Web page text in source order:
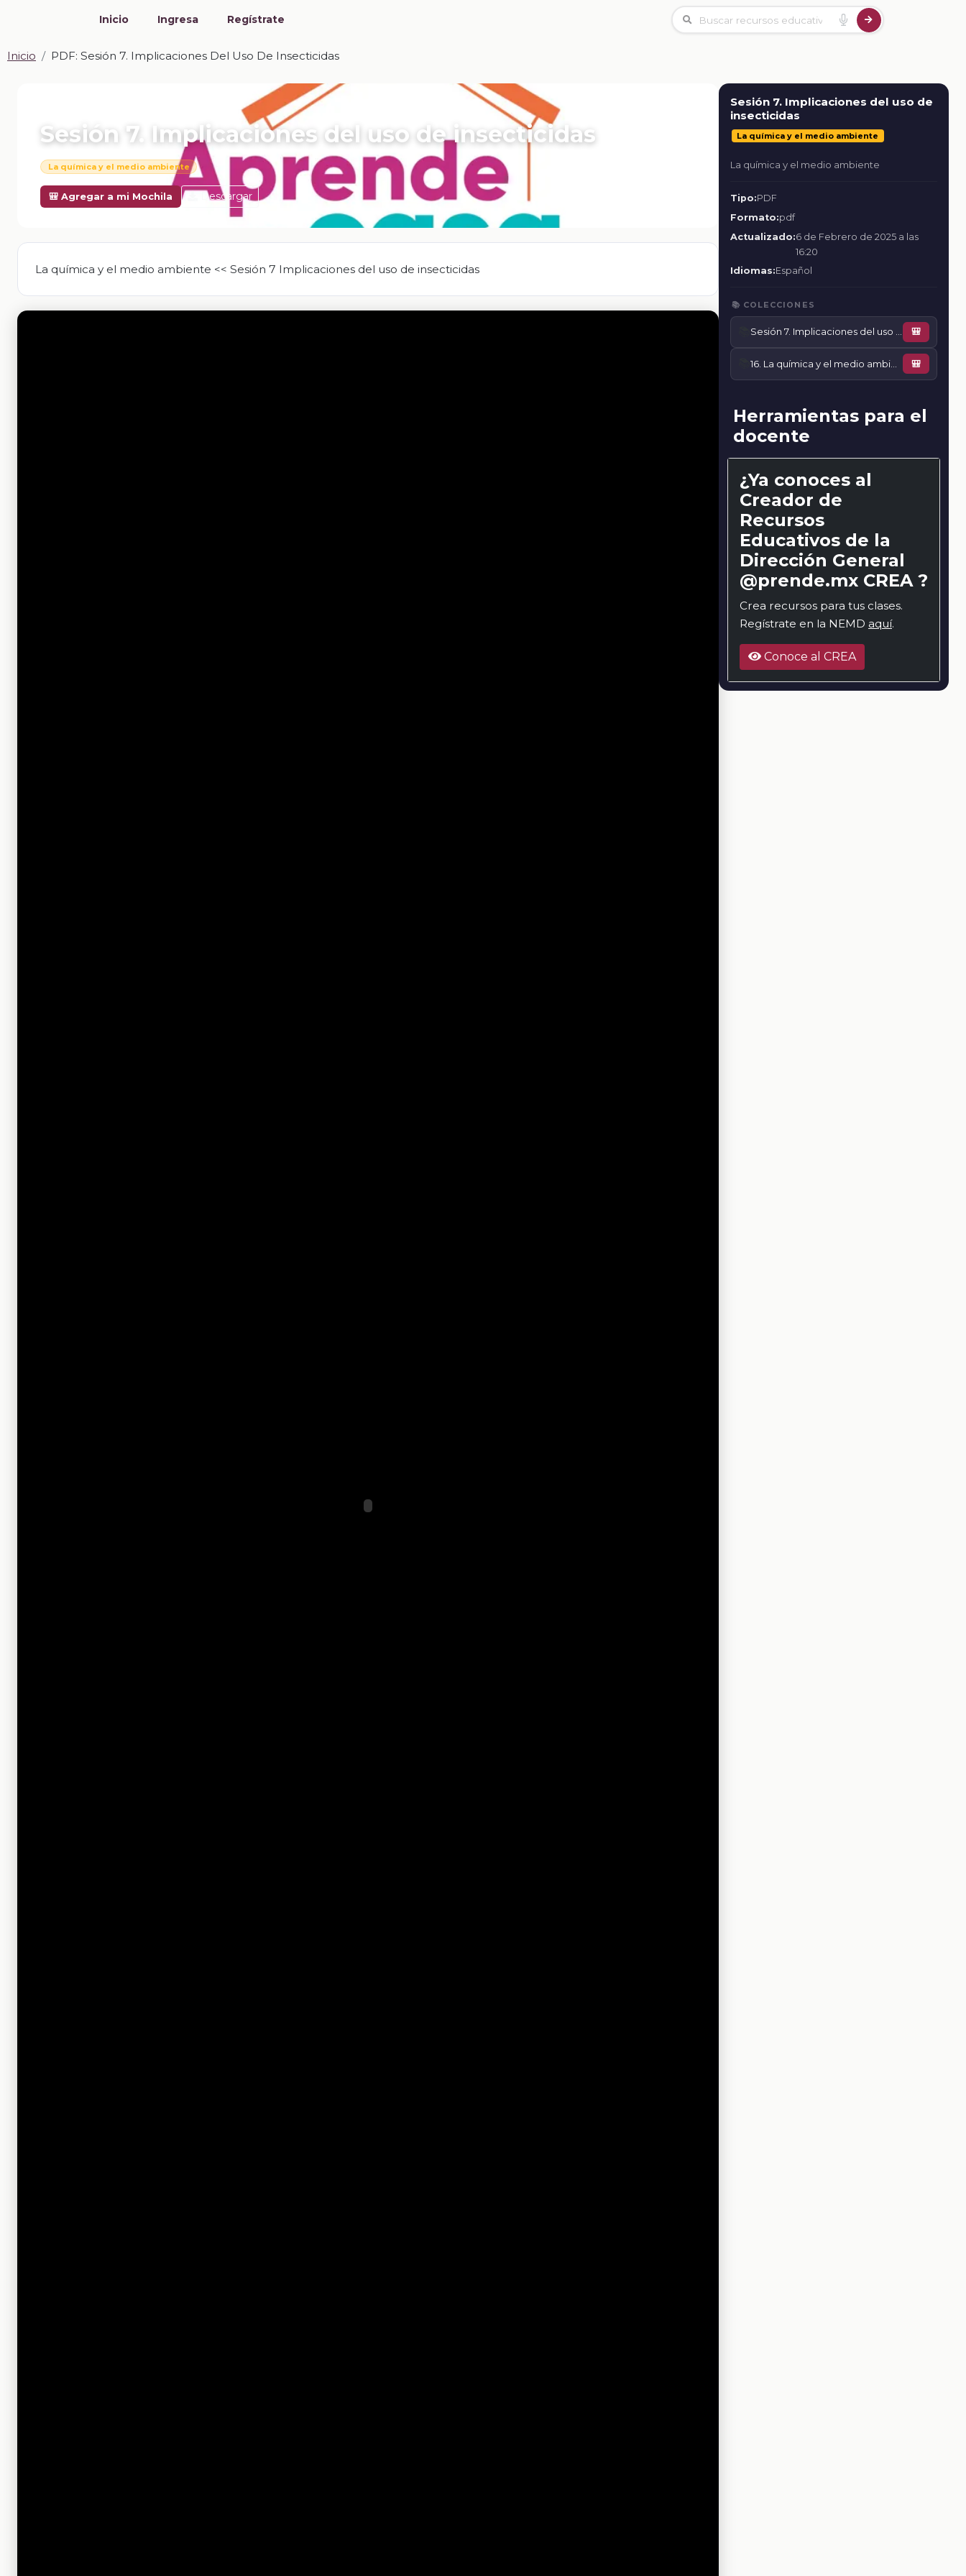
Inicio Ingresa Regístrate
Inicio PDF: Sesión 7. Implicaciones Del Uso De Insecticidas
Sesión 7. Implicaciones del uso de insecticidas
La química y el medio ambiente
🎒 Agregar a mi Mochila Descargar
La química y el medio ambiente << Sesión 7 Implicaciones del uso de insecticidas
Sesión 7. Implicaciones del uso de
insecticidas
La química y el medio ambiente
La química y el medio ambiente
Tipo:PDF
Formato:pdf
Actualizado:6 de Febrero de 2025 a las
16:20
Idiomas:Español
📚 COLECCIONES
Sesión 7. Implicaciones del uso de insecticidas 🎒
📚 🎒
Herramientas para el
docente
¿Ya conoces al
Creador de
Recursos
Educativos de la
Dirección General
@prende.mx CREA ?
Crea recursos para tus clases.
Regístrate en la NEMD aquí.
Conoce al CREA